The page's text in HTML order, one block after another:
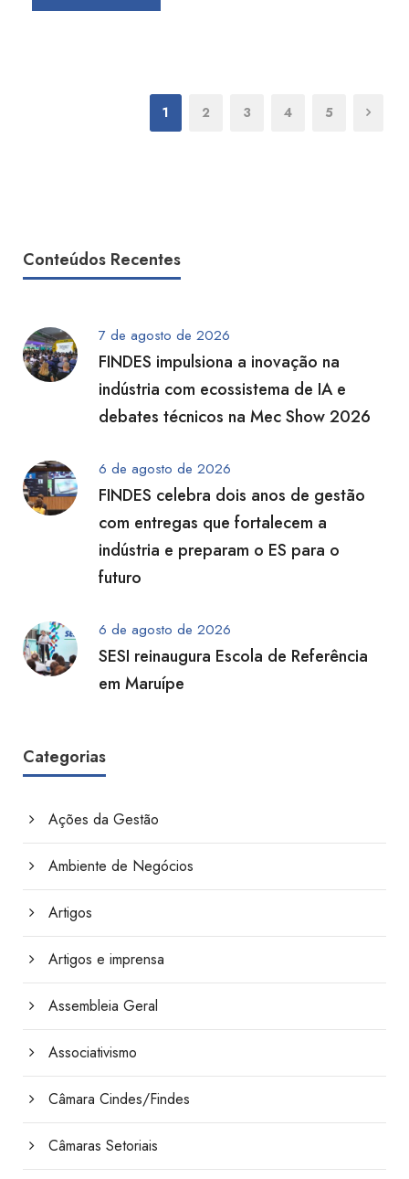
1 2 3 4 5
Conteúdos Recentes
7 de agosto de 2026
FINDES impulsiona a inovação na
indústria com ecossistema de IA e
debates técnicos na Mec Show 2026
6 de agosto de 2026
FINDES celebra dois anos de gestão
com entregas que fortalecem a
indústria e preparam o ES para o
futuro
6 de agosto de 2026
SESI reinaugura Escola de Referência
em Maruípe
Categorias
Ações da Gestão
Ambiente de Negócios
Artigos
Artigos e imprensa
Assembleia Geral
Associativismo
Câmara Cindes/Findes
Câmaras Setoriais